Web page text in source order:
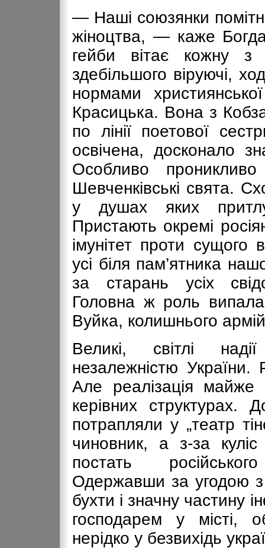
— Наші союзянки
жіноцтва, — каже
гейби вітає кожну
здебільшого віруючі,
нормами
Красицька. Вона з
по лінії поетової
освічена, досконало
Особливо
Шевченківські свята.
у душах яких
Пристають окремі
імунітет проти сущого
усі біля пам’ятника
за старань усіх
Головна ж роль
Вуйка, колишнього
Великі, світлі
незалежністю України.
Але реалізація майже
керівних структурах.
потрапляли у „театр
чиновник, а з-за
постать
Одержавши за угодою з
бухти і значну частину
господарем у місті,
нерідко у безвихідь